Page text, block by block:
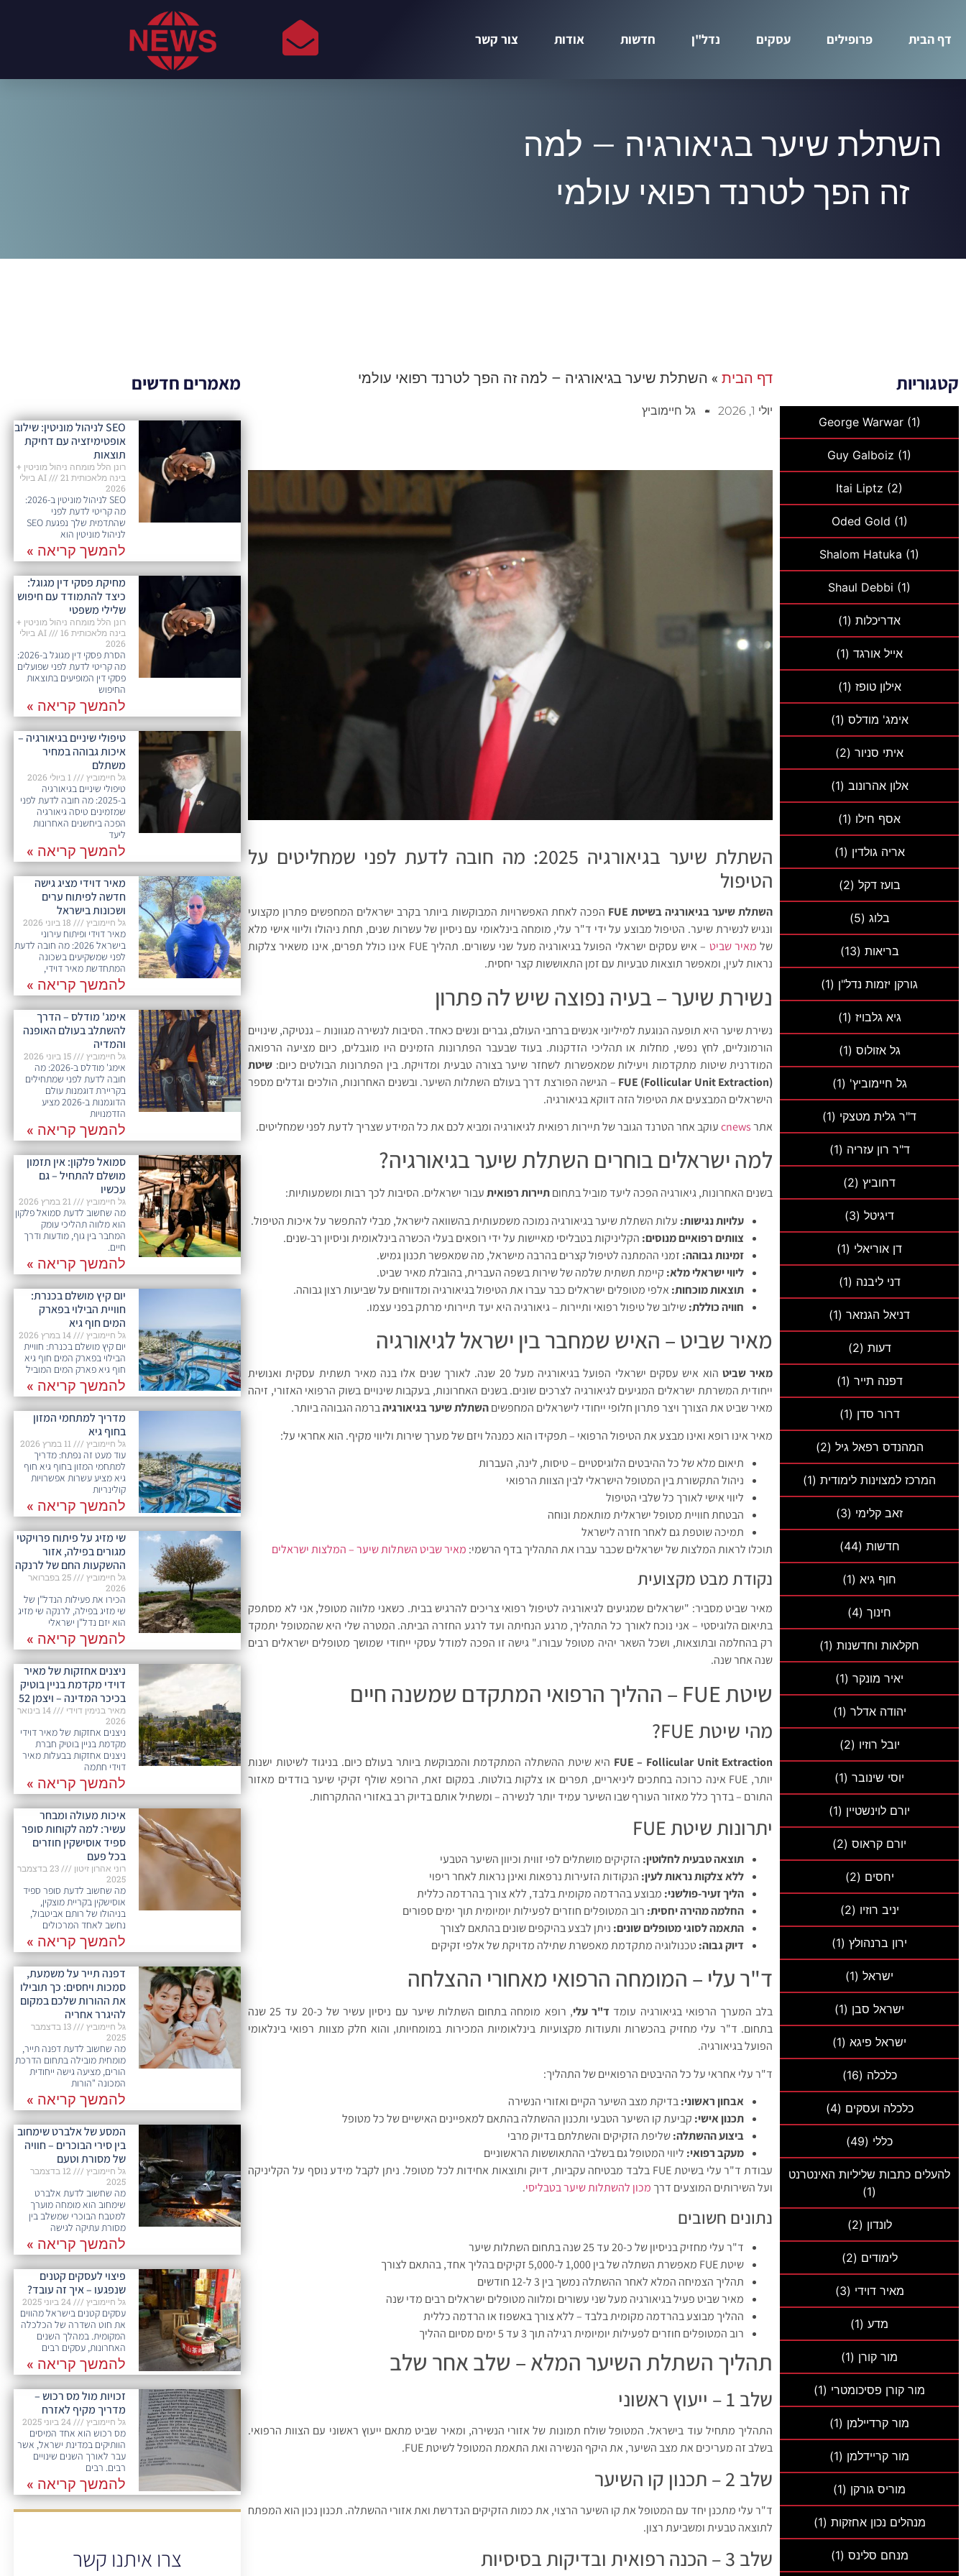
דף הבית פרופילים עסקים נדל"ן חדשות אודות צור קשר
השתלת שיער בגיאורגיה – למה
זה הפך לטרנד רפואי עולמי
קטגוריות
George Warwar(1)
Guy Galboiz (1)
Itai Liptz (2)
Oded Gold (1)
Shalom Hatuka (1)
Shaul Debbi (1)
אדריכלות(1)
אייל אורגד(1)
אילון טופז (1)
אימג' מודלס (1)
איתי סניור(2)
אלון אהרונוב (1)
אסף חילו (1)
אריה גולדין (1)
בועז דקל (2)
בלוג (5)
בריאות (13)
גורקן יזמות נדל"ן (1)
גיא גלבויז (1)
גל אזולוס (1)
גל חיימוביץ' (1)
ד"ר גלית מטצקי (1)
ד"ר רון עזריה (1)
דחוביץ(2)
דיגיטל(3)
דן אוריאלי (1)
דני ליבנה (1)
דניאל הגנזאר(1)
דעות (2)
דפנה תייר (1)
דרור סדן (1)
המהנדס רפאל גיל (2)
המרכז למצוינות לימודית(1)
זאב קלימי (3)
חדשות (44)
חוף גיא(1)
חינוך(4)
חקלאות וחדשנות(1)
יאיר מונקר(1)
יהודה אדלר (1)
יובל רוזיו (2)
יוסי שינובר(1)
יורם לוינשטיין (1)
יורם קראוס(2)
יחסים (2)
יניב רוזיו (2)
ירון ברנהולץ(1)
ישראל(1)
ישראל סבן (1)
ישראל פיגא(1)
כלכלה (16)
כלכלה ועסקים (4)
כללי (49)
להעלים כתבות שליליות האינטרנט
(1)
לונדון (2)
לימודים (2)
מאיר דוידי (3)
מדע(1)
מור קורן (1)
מור קורן פסיכומטרי (1)
מור קרדיילמן (1)
מור קריידלמן (1)
מוריס גורקן (1)
מנהלים נכון אחזקות (1)
מנחם סלינס (1)
דף הבית» השתלת שיער בגיאורגיה – למה זה הפך לטרנד רפואי עולמי
יולי 1, 2026 גל חיימוביץ
השתלת שיער בגיאורגיה 2025: מה חובה לדעת לפני שמחליטים על
הטיפול
השתלת שיער בגיאורגיה בשיטת FUE
הפכה לאחת האפשרויות המבוקשות ביותר בקרב ישראלים המחפשים פתרון מקצועי
ונגיש לנשירת שיער. הטיפול מבוצע על ידי ד"ר עלי, מומחה בינלאומי עם ניסיון של עשרות שנים, תחת ניהולו וליווי אישי מלא
של מאיר שביט
– איש עסקים ישראלי הפועל בגיאורגיה מעל שני עשורים. תהליך FUE אינו כולל תפרים, אינו משאיר צלקות
נראות לעין, ומאפשר תוצאות טבעיות עם זמן התאוששות קצר יחסית.
נשירת שיער – בעיה נפוצה שיש לה פתרון
נשירת שיער היא תופעה הנוגעת למיליוני אנשים ברחבי העולם, גברים ונשים כאחד. הסיבות לנשירה מגוונות – גנטיקה, שינויים
הורמונליים, לחץ נפשי, מחלות או תהליכי הזדקנות. בעוד שבעבר הפתרונות הזמינים היו מוגבלים, כיום מציעה הרפואה
המודרנית שיטות מתקדמות ויעילות שמאפשרות לשחזר שיער בצורה טבעית ומדויקת. בין הפתרונות הבולטים כיום:שיטת
FUE (Follicular Unit Extraction) – הגישה הפורצת דרך בעולם השתלות השיער. ובשנים האחרונות, הולכים וגדלים מספר
הישראלים המבצעים את הטיפול הזה דווקא בגיאורגיה.
אתרcnewsעוקב אחר הטרנד הגובר של תיירות רפואית לגיאורגיה ומביא לכם את כל המידע שצריך לדעת לפני שמחליטים.
למה ישראלים בוחרים השתלת שיער בגיאורגיה?
בשנים האחרונות, גיאורגיה הפכה ליעד מוביל בתחוםתיירות רפואיתעבור ישראלים. הסיבות לכך רבות ומשמעותיות:
עלויות נגישות: עלות השתלת שיער בגיאורגיה נמוכה משמעותית בהשוואה לישראל, מבלי להתפשר על איכות הטיפול.
צוותים רפואיים מנוסים: הקליניקות בטבליסי מאיישות על ידי רופאים בעלי הכשרה בינלאומית וניסיון רב-שנים.
זמינות גבוהה: זמני ההמתנה לטיפול קצרים בהרבה מישראל, מה שמאפשר תכנון גמיש.
ליווי ישראלי מלא: קיימת תשתית שלמה של שירות בשפה העברית, בהובלת מאיר שביט.
תוצאות מוכחות: אלפי מטופלים ישראלים כבר עברו את הטיפול בגיאורגיה ומדווחים על שביעות רצון גבוהה.
חוויה כוללת:שילוב של טיפול רפואי ותיירות – גיאורגיה היא יעד תיירותי מרתק בפני עצמו.
מאיר שביט – האיש שמחבר בין ישראל לגיאורגיה
מאיר שביט
הוא איש עסקים ישראלי הפועל בגיאורגיה מעל 20 שנה. לאורך שנים אלו בנה מאיר תשתית עסקית ואנושית
ייחודית המשרתת ישראלים המגיעים לגיאורגיה לצרכים שונים. בשנים האחרונות, בעקבות שינויים בשוק הרפואי האזורי, זיהה
מאיר שביט את הצורך ויצר פתרון חלופי ייחודי לישראלים המחפשיםהשתלת שיער בגיאורגיהברמה הגבוהה ביותר.
מאיר אינו רופא ואינו מבצע את הטיפול הרפואי – תפקידו הוא כמנהל ויזם של מערך שירות וליווי מקיף. הוא אחראי על:
תיאום מלא של כל ההיבטים הלוגיסטיים – טיסות, לינה, העברות
ניהול התקשורת בין המטופל הישראלי לבין הצוות הרפואי
ליווי אישי לאורך כל שלבי הטיפול
הבטחת חוויית מטופל ישראלית מותאמת ונוחה
תמיכה שוטפת גם לאחר חזרה לישראל
תוכלו לראות המלצות של ישראלים שכבר עברו את התהליך בדף הרשמי: מאיר שביט השתלות שיער – המלצות ישראלים
נקודת מבט מקצועית
מאיר שביט מסביר: "ישראלים שמגיעים לגיאורגיה לטיפול רפואי צריכים להרגיש בבית. כשאני מלווה מטופל, אני לא מסתפק
בתיאום הלוגיסטי – אני נוכח לאורך כל התהליך, מרגע הנחיתה ועד לרגע החזרה הביתה. המטרה שלי היא שהמטופל יתמקד
רק בהחלמה ובתוצאות, ושכל השאר יהיה מטופל עבורו." גישה זו הפכה למודל עסקי ייחודי שמושך מטופלים ישראלים רבים
שנה אחר שנה.
שיטת FUE – ההליך הרפואי המתקדם שמשנה חיים
מהי שיטת FUE?
FUE – Follicular Unit Extraction היא שיטת ההשתלה המתקדמת והמבוקשת ביותר בעולם כיום. בניגוד לשיטות ישנות
יותר, FUE אינה כרוכה בחתכים ליניאריים, תפרים או צלקות בולטות. במקום זאת, הרופא שולף זקיקי שיער בודדים מאזור
התורם – בדרך כלל מאזור העורף שבו השיער עמיד יותר לנשירה – ומשתיל אותם בדיוק רב באזורי ההתקרחות.
יתרונות שיטת FUE
תוצאה טבעית לחלוטין: הזקיקים מושתלים לפי זווית וכיוון השיער הטבעי
ללא צלקות נראות לעין: הנקודות הזעירות נרפאות ואינן נראות לאחר ריפוי
הליך זעיר-פולשני: מבוצע בהרדמה מקומית בלבד, ללא צורך בהרדמה כללית
החלמה מהירה יחסית: רוב המטופלים חוזרים לפעילות יומיומית תוך ימים ספורים
התאמה לסוגי מטופלים שונים: ניתן לבצע בהיקפים שונים בהתאם לצורך
דיוק גבוה:טכנולוגיה מתקדמת מאפשרת שתילה מדויקת של אלפי זקיקים
ד"ר עלי – המומחה הרפואי מאחורי ההצלחה
בלב המערך הרפואי בגיאורגיה עומד ד"ר עלי
, רופא מומחה בתחום השתלות שיער עם ניסיון עשיר של כ-20 עד 25 שנה
בתחום. ד"ר עלי מחזיק בהכשרות ותעודות מקצועיות בינלאומיות המכירות במומחיותו, והוא חלק מצוות רפואי בינלאומי
הפועל בגיאורגיה.
ד"ר עלי אחראי על כל ההיבטים הרפואיים של התהליך:
אבחון ראשוני:בדיקת מצב השיער הקיים ואזורי הנשירה
תכנון אישי: קביעת קו השיער הטבעי ותכנון ההשתלה בהתאם למאפיינים האישיים של כל מטופל
ביצוע ההשתלה:שליפת הזקיקים והשתלתם בדיוק מרבי
מעקב רפואי: ליווי המטופל גם בשלבי ההתאוששות הראשוניים
עבודת ד"ר עלי בשיטת FUE בלבד מבטיחה עקביות, דיוק ותוצאות אחידות לכל מטופל. ניתן לקבל מידע נוסף על הקליניקה
ועל השירותים המוצעים דרך מכון להשתלות שיער בטבליסי.
נתונים חשובים
ד"ר עלי מחזיק בניסיון של כ-20 עד 25 שנה בתחום השתלות שיער
שיטת FUE מאפשרת השתלה של בין 1,000 ל-5,000 זקיקים בהליך אחד, בהתאם לצורך
תהליך הצמיחה המלא לאחר ההשתלה נמשך בין 3 ל-12 חודשים
מאיר שביט פעיל בגיאורגיה מעל שני עשורים ומלווה מטופלים ישראלים רבים מדי שנה
ההליך מבוצע בהרדמה מקומית בלבד – ללא צורך באשפוז או הרדמה כללית
רוב המטופלים חוזרים לפעילות יומיומית רגילה תוך 3 עד 5 ימים מסיום ההליך
תהליך השתלת השיער המלא – שלב אחר שלב
שלב 1 – ייעוץ ראשוני
התהליך מתחיל עוד בישראל. המטופל שולח תמונות של אזורי הנשירה, ומאיר שביט מתאם ייעוץ ראשוני עם הצוות הרפואי.
בשלב זה מעריכים את מצב השיער, את היקף הנשירה ואת התאמת המטופל לשיטת FUE.
שלב 2 – תכנון קו השיער
ד"ר עלי מתכנן יחד עם המטופל את קו השיער הרצוי, את כמות הזקיקים הנדרשת ואת אזורי ההשתלה. תכנון נכון הוא המפתח
לתוצאה טבעית ומשביעת רצון.
שלב 3 – הכנה רפואית ובדיקות בסיסיות
מאמרים חדשים
SEO לניהול מוניטין: שילוב
אופטימיזציה עם דחיקת
תוצאות
רונן הלל מומחה ניהול מוניטין +
בינה מלאכותית AI
21 ביולי
2026
SEO לניהול מוניטין ב-2026:
מה קריטי לדעת לפני
שהתדמית שלך נפגעת SEO
לניהול מוניטין הוא
להמשך קריאה »
מחיקת פסקי דין מגוגל:
כיצד להתמודד עם חיפוש
שלילי משפטי
רונן הלל מומחה ניהול מוניטין +
בינה מלאכותית AI
16 ביולי
2026
הסרת פסקי דין מגוגל ב-2026:
מה קריטי לדעת לפני שפועלים
פסקי דין המופיעים בתוצאות
החיפוש
להמשך קריאה »
טיפולי שיניים בגיאורגיה –
איכות גבוהה במחיר
משתלם
גל חיימוביץ
טיפולי שיניים בגיאורגיה
ב-2025: מה חובה לדעת לפני
שמזמינים טיסה גיאורגיה
הפכה ביחשנים האחרונות
ליעד
להמשך קריאה »
מאיר דוידי מציג גישה
חדשה לפיתוח ערים
ושכונות בישראל
גל חיימוביץ
מאיר דוידי ופיתוח עירוני
בישראל 2026: מה חובה לדעת
לפני שמשקיעים בשכונה
המתחדשת מאיר דוידי,
להמשך קריאה »
אימג' מודלס – הדרך
להשתלב בעולם האופנה
והמדיה
גל חיימוביץ 15 ביוני 2026
אימג' מודלס ב-2026: מה
חובה לדעת לפני שמתחילים
בקריירת דוגמנות עולם
הדוגמנות ב-2026 מציע
הזדמנויות
להמשך קריאה »
סמואל פלקון: אין תזמון
מושלם להתחיל – גם
עכשיו
גל חיימוביץ
מה שחשוב לדעת סמואל פלקון
הוא מלווה תהליכי עומק
המחבר בין גוף, מודעות ודרך
חיים.
להמשך קריאה »
יום קיץ מושלם בכנרת:
חוויית הבילוי בפארק
המים חוף גיא
גל חיימוביץ 14 במרץ 2026
יום קיץ מושלם בכנרת: חוויית
הבילוי בפארק המים חוף גיא
חוף גיא פארק המים המוביל
להמשך קריאה »
מדריך למתחמי המזון
בחוף גיא
גל חיימוביץ
עוד מעט זה נפתח: מדריך
למתחמי המזון בחוף גיא חוף
גיא מציע עשרות אפשרויות
קולינריות
להמשך קריאה »
שי מזיג על פיתוח פרויקטי
מגורים בפילה, אזור
ההשקעות החם של לרנקה
גל חיימוביץ
25 בפברואר
2026
הכירו את פעילות הנדל"ן של
שי מזיג בפילה, לרנקה שי מזיג
הוא יזם נדל"ן ישראלי
להמשך קריאה »
ניצנים אחזקות של מאיר
דוידי מקדמת בניין בוטיק
בכיכר המדינה – ויצמן 52
מאיר בנימין דוידי
14 בינואר
2026
ניצנים אחזקות של מאיר דוידי
מקדמת בניין בוטיק חברת
ניצנים אחזקות בבעלות מאיר
דוידי חתמה
להמשך קריאה »
איכות מעולה ומבחר
עשיר: למה לקוחות סופר
ספיד אוסישקין חוזרים
בכל פעם​
רוני אהרון זיטון
23 בדצמבר
2025
מה שחשוב לדעת סופר ספיד
אוסישקין בקריית מוצקין,
בניהולו של רותם אביטבול,
נחשב לאחד המרכולים
להמשך קריאה »
דפנה תייר על משמעת,
סמכות ויחסים: כך תובילו
את ההורות שלכם במקום
להיגרר אחריה
גל חיימוביץ
13 בדצמבר
2025
מה שחשוב לדעת דפנה תייר,
מומחית מובילה בתחום הדרכת
הורים, מציעה גישה ייחודית
המכונה "הורות
להמשך קריאה »
המסע של אלברט שימחוב
בין סירי הבוכרים – חוויה
של מסורת וטעם
גל חיימוביץ
12 בדצמבר
2025
מה שחשוב לדעת אלברט
שימחוב הוא מומחה מוערך
למטבח הבוכרי שמשלב בין
מסורת עתיקה לגישה
להמשך קריאה »
פיצוי לעסקים קטנים
שנפגעו – איך זה עובד?
גל חיימוביץ 24 ביוני 2025
עסקים קטנים בישראל מהווים
את חוט השדרה של הכלכלה
המקומית. במהלך השנים
האחרונות, עסקים רבים
להמשך קריאה »
זכויות מול מס רכוש –
מדריך מקיף לאזרח
גל חיימוביץ 24 ביוני 2025
מס רכוש הוא אחד המיסים
הוותיקים במדינת ישראל, אשר
עבר לאורך השנים שינויים
רבים. רבים
להמשך קריאה »
צרו איתנו קשר